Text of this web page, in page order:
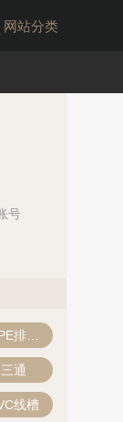
网站分类
号
HDPE排水管
三通
线槽